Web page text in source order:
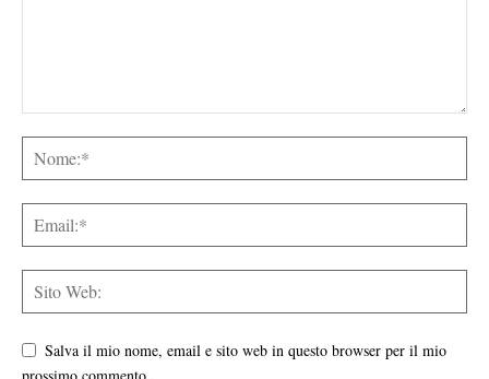
Salva il mio nome, email e sito web in questo browser per il mio